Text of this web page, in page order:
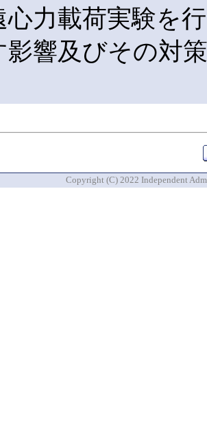
心力載荷実験を
影響及びその対
Copyright (C) 2022 Independent